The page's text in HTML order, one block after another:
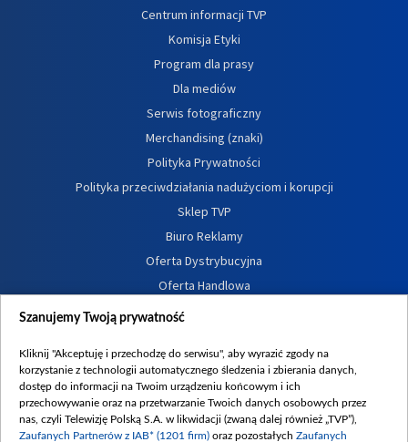
Centrum informacji TVP
Komisja Etyki
Program dla prasy
Dla mediów
Serwis fotograficzny
Merchandising (znaki)
Polityka Prywatności
Polityka przeciwdziałania nadużyciom i korupcji
Sklep TVP
Biuro Reklamy
Oferta Dystrybucyjna
Oferta Handlowa
Dostępność
Procedura zgłoszeń wewnętrznych
Szanujemy Twoją prywatność
Kliknij "Akceptuję i przechodzę do serwisu", aby wyrazić zgody na
korzystanie z technologii automatycznego śledzenia i zbierania danych,
dostęp do informacji na Twoim urządzeniu końcowym i ich
przechowywanie oraz na przetwarzanie Twoich danych osobowych przez
nas, czyli Telewizję Polską S.A. w likwidacji (zwaną dalej również „TVP”),
Zaufanych Partnerów z IAB* (1201 firm) oraz pozostałych Zaufanych